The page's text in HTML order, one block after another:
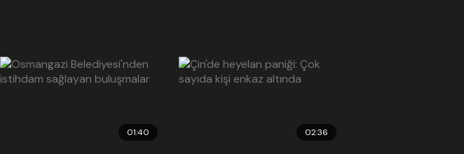
01:40 02:36